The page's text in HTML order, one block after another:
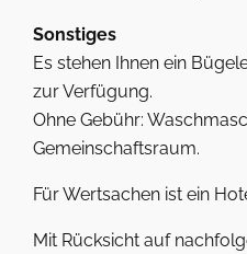
Sonstiges
Es stehen Ihnen ein
zur Verfügung.
Ohne Gebühr:
Gemeinschaftsraum.
Für Wertsachen ist ein
Mit Rücksicht auf